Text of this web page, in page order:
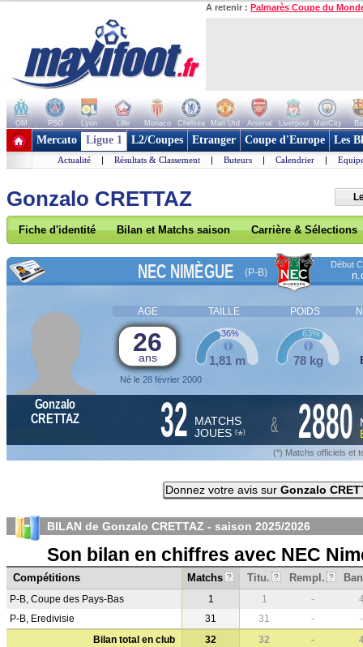
A retenir : Palmarès Coupe du
OM PSG Lyon Lille Monaco Chelsea Man Utd Arsenal Liverpool ManCity
+ de clubs
Mercato Ligue 1 L2/Coupes Etranger Coupe d'Europe Les
Actualité | Résultats & Classement | Buteurs | Calendrier |
Gonzalo CRETTAZ
Fiche d'identité Bilan et Matchs saison Carrière & Sélections
NEC NIMÈGUE (P-B)
Début
AGE TAILLE POIDS
26
ans
Né le 28 février 2000
1,81 m
36%
78 kg
63%
Gonzalo
CRETTAZ
32 MATCHS
JOUES (*) & 2880
(*) Matchs officiels et
Donnez votre avis sur Gonzalo
BILAN de Gonzalo CRETTAZ - saison 2025/2026
Son bilan en chiffres avec NEC
Compétitions Matchs ? Titu. ? Rempl. ?
P-B, Coupe des Pays-Bas 1 1 -
P-B, Eredivisie
31 31 -
-
Bilan total en club
32 32 -